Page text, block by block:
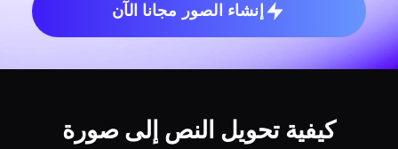
إنشاء الصور مجانا الآن
كيفية تحويل النص إلى صورة